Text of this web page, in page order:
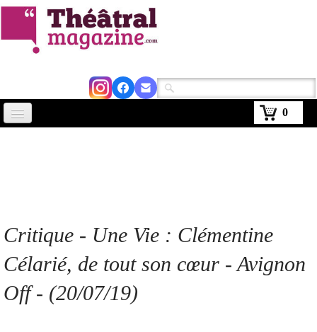
0
Agenda
Abonnement
Critique - Une Vie : Clémentine
Célarié, de tout son cœur - Avignon
Off - (20/07/19)